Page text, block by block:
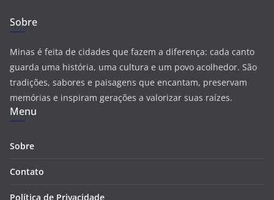
Sobre
Minas é feita de cidades que fazem a diferença: cada canto
guarda uma história, uma cultura e um povo acolhedor. São
tradições, sabores e paisagens que encantam, preservam
memórias e inspiram gerações a valorizar suas raízes.
Menu
Sobre
Contato
Política de Privacidade